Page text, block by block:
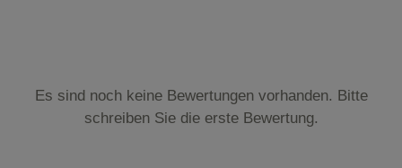
Es sind noch keine Bewertungen vorhanden. Bitte
schreiben Sie die erste Bewertung.